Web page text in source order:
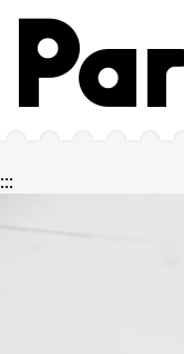
跳到主要内容区块
网站导览
:::